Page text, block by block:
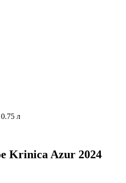
л
Krinica Azur 2024